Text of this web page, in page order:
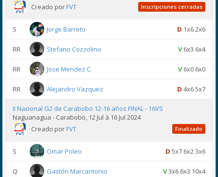
Creado porFVT Inscripciones cerradas
S Jorge Barreto D 1x6 2x6
RR Stefano Cozzolino V6x3 6x4
RR Jose Mendez C. V6x0 6x0
RR Alejandro Vazquez D 4x6 5x7
II Nacional G2 de Carabobo 12-16 años FINAL - 16VS
Naguanagua - Carabobo, 12 Jul à 16 Jul 2024
Creado porFVT Finalizado
S Omar Poleo D 5x7 6x2 3x6
Q Gastón Marcantonio V3x6 6x3 10x4